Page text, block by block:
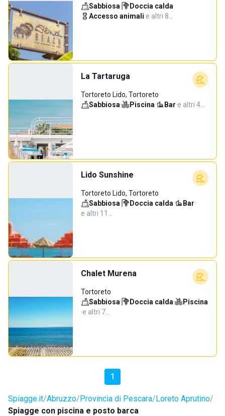
Sabbiosa· Doccia calda·
Accesso animali·e altri 8…
La Tartaruga
Tortoreto Lido, Tortoreto
Sabbiosa· Piscina· Bar·e altri 4…
Lido Sunshine
Tortoreto Lido, Tortoreto
Sabbiosa· Doccia calda· Bar·
e altri 11…
Chalet Murena
Tortoreto
Sabbiosa· Doccia calda·
Piscina
·e altri 7…
1
Spiagge.it Abruzzo Provincia di Pescara Loreto Aprutino
Spiagge con piscina e posto barca